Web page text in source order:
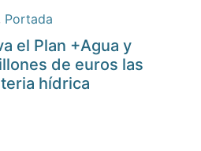
Portada
el Plan +Agua y
de euros las
hídrica